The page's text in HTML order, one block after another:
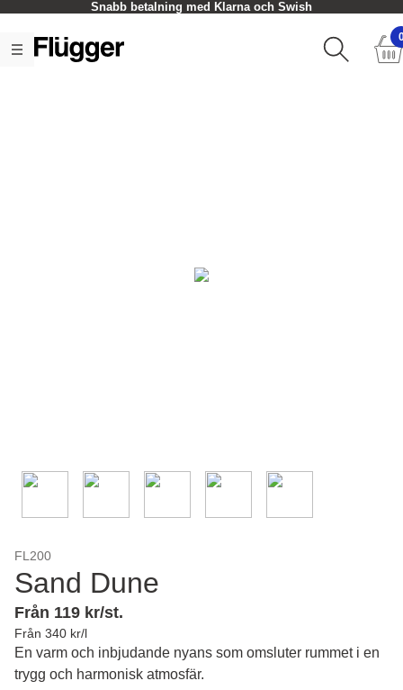
Snabb betalning med Klarna och Swish
FL200
Sand Dune
Från 119 kr/st.
Från 340 kr/l
En varm och inbjudande nyans som omsluter rummet i en
trygg och harmonisk atmosfär.